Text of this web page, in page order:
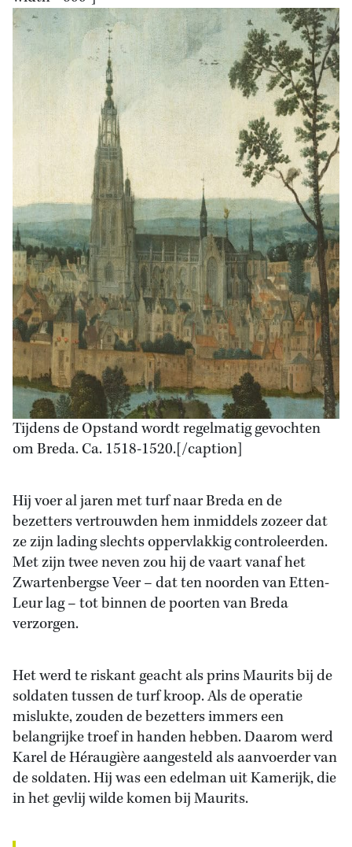
Tijdens de Opstand wordt regelmatig gevochten
om Breda. Ca. 1518-1520.[/caption]
Hij voer al jaren met turf naar Breda en de
bezetters vertrouwden hem inmiddels zozeer dat
ze zijn lading slechts oppervlakkig controleerden.
Met zijn twee neven zou hij de vaart vanaf het
Zwartenbergse Veer – dat ten noorden van Etten-
Leur lag – tot binnen de poorten van Breda
verzorgen.
Het werd te riskant geacht als prins Maurits bij de
soldaten tussen de turf kroop. Als de operatie
mislukte, zouden de bezetters immers een
belangrijke troef in handen hebben. Daarom werd
Karel de Héraugière aangesteld als aanvoerder van
de soldaten. Hij was een edelman uit Kamerijk, die
in het gevlij wilde komen bij Maurits.